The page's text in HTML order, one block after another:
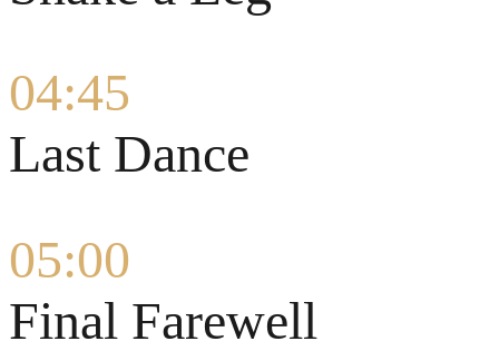
04:45
Last Dance
05:00
Final Farewell